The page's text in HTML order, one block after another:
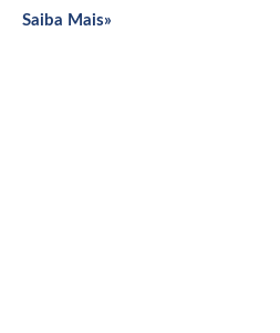
Saiba Mais»